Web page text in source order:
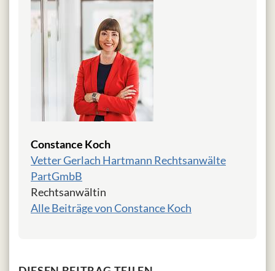
Constance Koch
Vetter Gerlach Hartmann Rechtsanwälte
PartGmbB
Rechtsanwältin
Alle Beiträge von Constance Koch